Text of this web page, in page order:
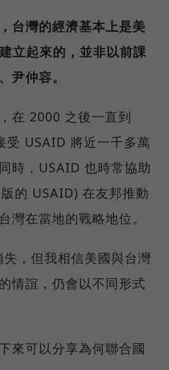
台灣的經濟基本上是美
立起來的，並非以前課
尹仲容。
在 2000 之後一直到
受 USAID 將近一千多萬
時，USAID 也時常協助
的 USAID) 在友邦推動
灣在當地的戰略地位。
，但我相信美國與台灣
情誼，仍會以不同形式
來可以分享為何聯合國